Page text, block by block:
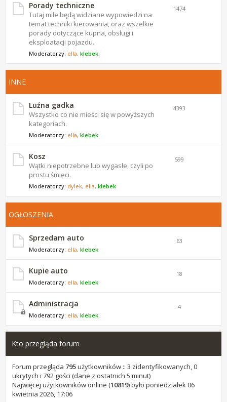
Porady techniczne
Tutaj mile będą widziane wypowiedzi na
temat techniki kierowania, oraz wszelkie
porady dotyczące kupna, obsługi i
eksploatacji pojazdu.
Moderatorzy: ella,klebek
1474
INNE
Luźna gadka
Wszystko co nie mieści się w powyższych
kategoriach.
Moderatorzy: ella,klebek
4393
Kosz
Wątki niepotrzebne lub wygasłe, czyli po
prostu śmieci.
Moderatorzy: dylek, ella,klebek
599
OGŁOSZENIA
Sprzedam auto
Moderatorzy: ella,klebek
63
Kupie auto
Moderatorzy: ella,klebek
18
Administracja
Moderatorzy: ella,klebek
4
Kto przegląda forum
Forum przegląda 795użytkowników :: 3 zidentyfikowanych, 0
ukrytych i 792 gości (dane z ostatnich 5 minut)
Najwięcej użytkowników online (10819) było poniedziałek 06
kwietnia 2026, 17:06